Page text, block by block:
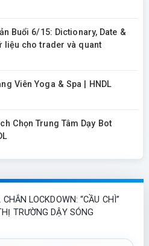
Buổi 6/15: Dictionary, Date &
cho trader và quant
Viên Yoga & Spa | HNDL
Chọn Trung Tâm Dạy Bot
CHẮN LOCKDOWN: “CẦU CHÌ”
TRƯỜNG DẬY SÓNG